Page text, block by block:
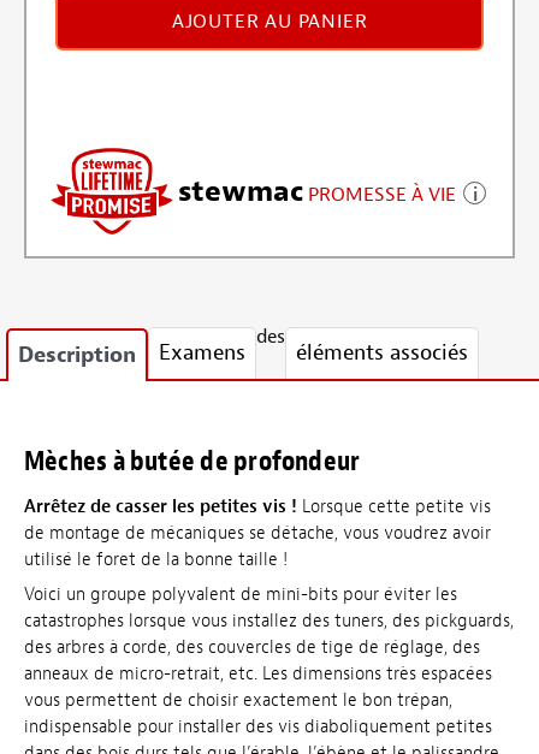
AJOUTER AU PANIER
stewmac PROMESSE À VIE
Description Examens
des
éléments associés
Mèches à butée de profondeur
Arrêtez de casser les petites vis ! Lorsque cette petite vis
de montage de mécaniques se détache, vous voudrez avoir
utilisé le foret de la bonne taille !
Voici un groupe polyvalent de mini-bits pour éviter les
catastrophes lorsque vous installez des tuners, des pickguards,
des arbres à corde, des couvercles de tige de réglage, des
anneaux de micro-retrait, etc. Les dimensions très espacées
vous permettent de choisir exactement le bon trépan,
indispensable pour installer des vis diaboliquement petites